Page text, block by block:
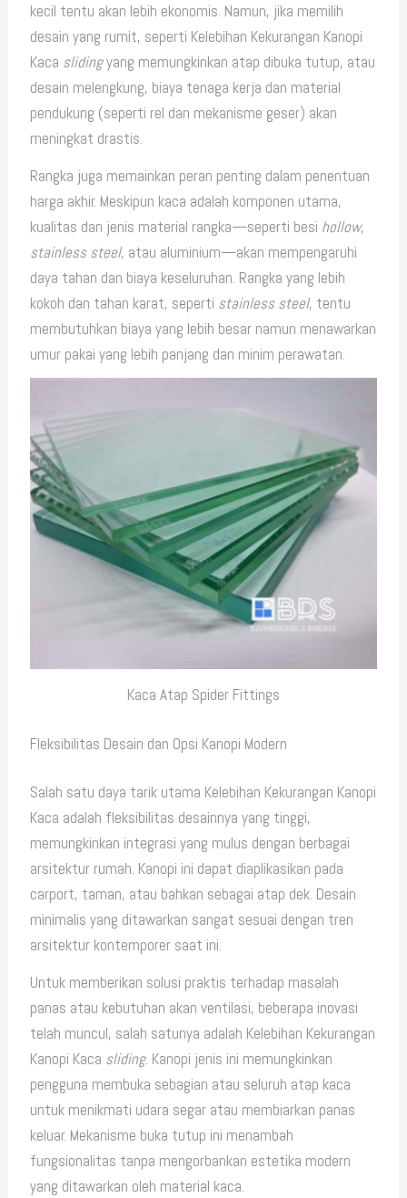
kecil tentu akan lebih ekonomis. Namun, jika memilih
desain yang rumit, seperti Kelebihan Kekurangan Kanopi
Kaca slidingyang memungkinkan atap dibuka tutup, atau
desain melengkung, biaya tenaga kerja dan material
pendukung (seperti rel dan mekanisme geser) akan
meningkat drastis.
Rangka juga memainkan peran penting dalam penentuan
harga akhir. Meskipun kaca adalah komponen utama,
kualitas dan jenis material rangka—seperti besi hollow,
stainless steel, atau aluminium—akan mempengaruhi
daya tahan dan biaya keseluruhan. Rangka yang lebih
kokoh dan tahan karat, seperti stainless steel, tentu
membutuhkan biaya yang lebih besar namun menawarkan
umur pakai yang lebih panjang dan minim perawatan.
Kaca Atap Spider Fittings
Fleksibilitas Desain dan Opsi Kanopi Modern
Salah satu daya tarik utama Kelebihan Kekurangan Kanopi
Kaca adalah fleksibilitas desainnya yang tinggi,
memungkinkan integrasi yang mulus dengan berbagai
arsitektur rumah. Kanopi ini dapat diaplikasikan pada
carport, taman, atau bahkan sebagai atap dek. Desain
minimalis yang ditawarkan sangat sesuai dengan tren
arsitektur kontemporer saat ini.
Untuk memberikan solusi praktis terhadap masalah
panas atau kebutuhan akan ventilasi, beberapa inovasi
telah muncul, salah satunya adalah Kelebihan Kekurangan
Kanopi Kaca sliding. Kanopi jenis ini memungkinkan
pengguna membuka sebagian atau seluruh atap kaca
untuk menikmati udara segar atau membiarkan panas
keluar. Mekanisme buka tutup ini menambah
fungsionalitas tanpa mengorbankan estetika modern
yang ditawarkan oleh material kaca.